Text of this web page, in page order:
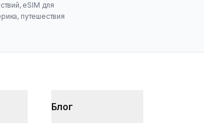
eSIM для
путешествия
Блог